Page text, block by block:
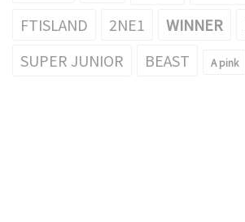
FTISLAND
2NE1 WINNER
SUPER JUNIOR BEAST A pink